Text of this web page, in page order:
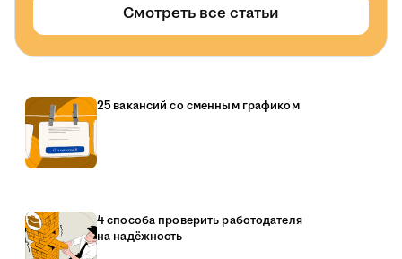
Смотреть все статьи
25 вакансий со сменным графиком
4 способа проверить работодателя
на надёжность